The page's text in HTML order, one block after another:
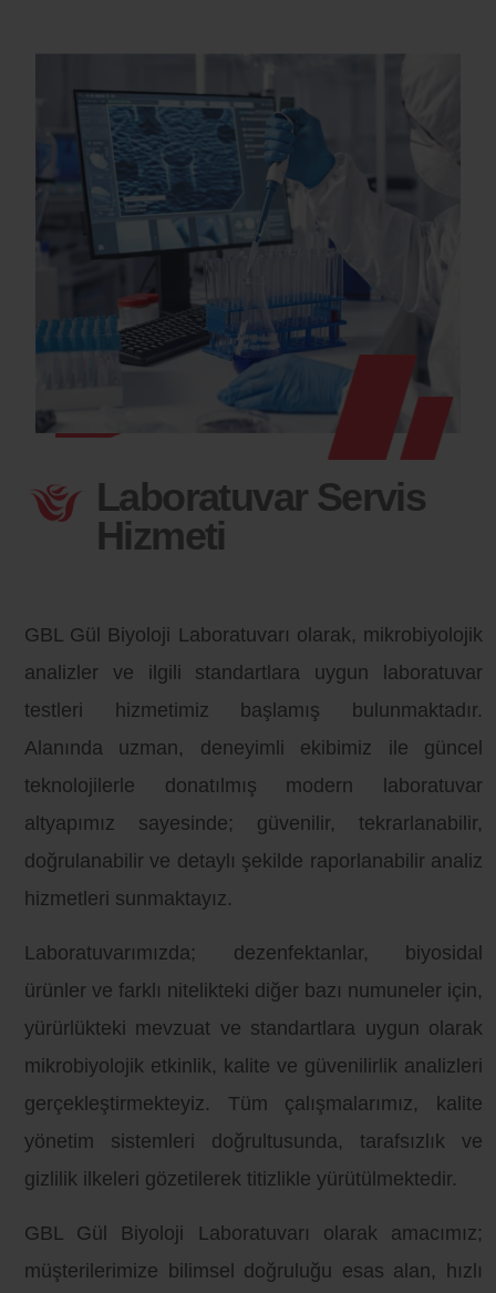
Laboratuvar Servis
Hizmeti
GBL Gül Biyoloji Laboratuvarı olarak, mikrobiyolojik
analizler ve ilgili standartlara uygun laboratuvar
testleri hizmetimiz başlamış bulunmaktadır.
Alanında uzman, deneyimli ekibimiz ile güncel
teknolojilerle donatılmış modern laboratuvar
altyapımız sayesinde; güvenilir, tekrarlanabilir,
doğrulanabilir ve detaylı şekilde raporlanabilir analiz
hizmetleri sunmaktayız.
Laboratuvarımızda; dezenfektanlar, biyosidal
ürünler ve farklı nitelikteki diğer bazı numuneler için,
yürürlükteki mevzuat ve standartlara uygun olarak
mikrobiyolojik etkinlik, kalite ve güvenilirlik analizleri
gerçekleştirmekteyiz. Tüm çalışmalarımız, kalite
yönetim sistemleri doğrultusunda, tarafsızlık ve
gizlilik ilkeleri gözetilerek titizlikle yürütülmektedir.
GBL Gül Biyoloji Laboratuvarı olarak amacımız;
müşterilerimize bilimsel doğruluğu esas alan, hızlı